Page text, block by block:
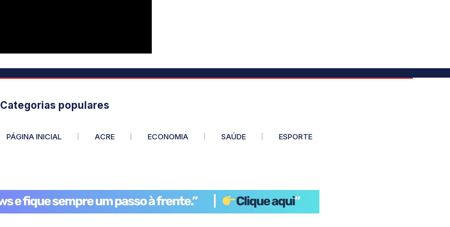
Categorias populares
PÁGINA INICIAL ACRE ECONOMIA SAÚDE ESPORTE